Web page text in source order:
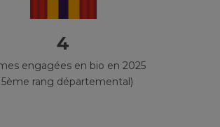
4
engagées en bio en 2025
rang départemental)